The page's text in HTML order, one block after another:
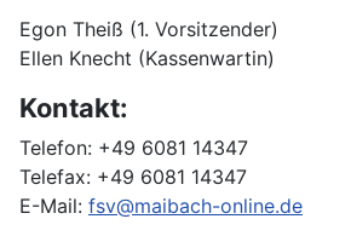
Egon Theiß (1. Vorsitzender)
Ellen Knecht (Kassenwartin)
Kontakt:
Telefon: +49 6081 14347
Telefax: +49 6081 14347
E-Mail: fsv@maibach-online.de